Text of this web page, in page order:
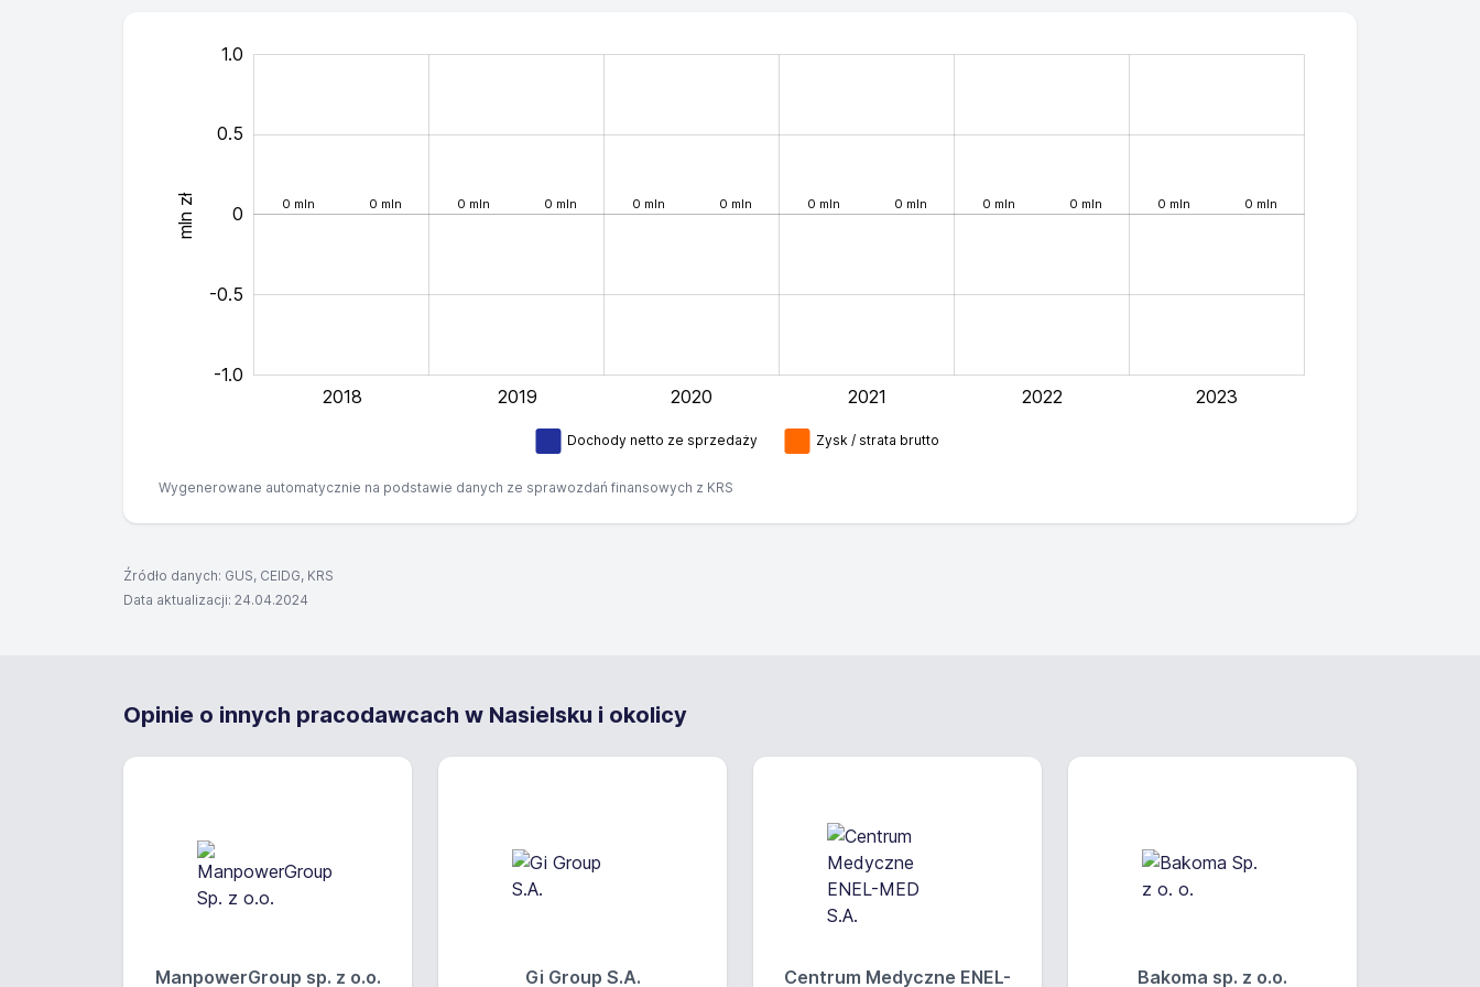
0 mln 0 mln 0 mln 0 mln 0 mln 0 mln
0 mln 0 mln 0 mln 0 mln 0 mln 0 mln
mln zł -0.4
-1.0
0
1.0
0.5
-0.5
2018 2019 2020 2021 2022 2023
Dochody netto ze sprzedaży Zysk / strata brutto
Wygenerowane automatycznie na podstawie danych ze sprawozdań finansowych z KRS
Źródło danych: GUS, CEIDG, KRS
Data aktualizacji: 24.04.2024
Opinie o innych pracodawcach w Nasielsku i okolicy
ManpowerGroup sp. z o.o. Gi Group S.A. Centrum Medyczne ENEL- Bakoma sp. z o.o.